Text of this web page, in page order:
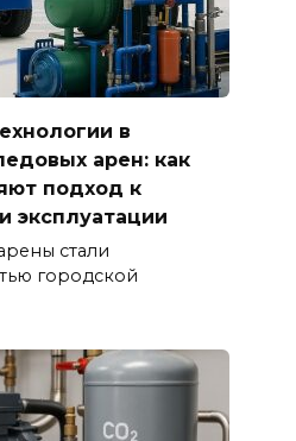
в
арен: как
подход к
эксплуатации
стали
городской